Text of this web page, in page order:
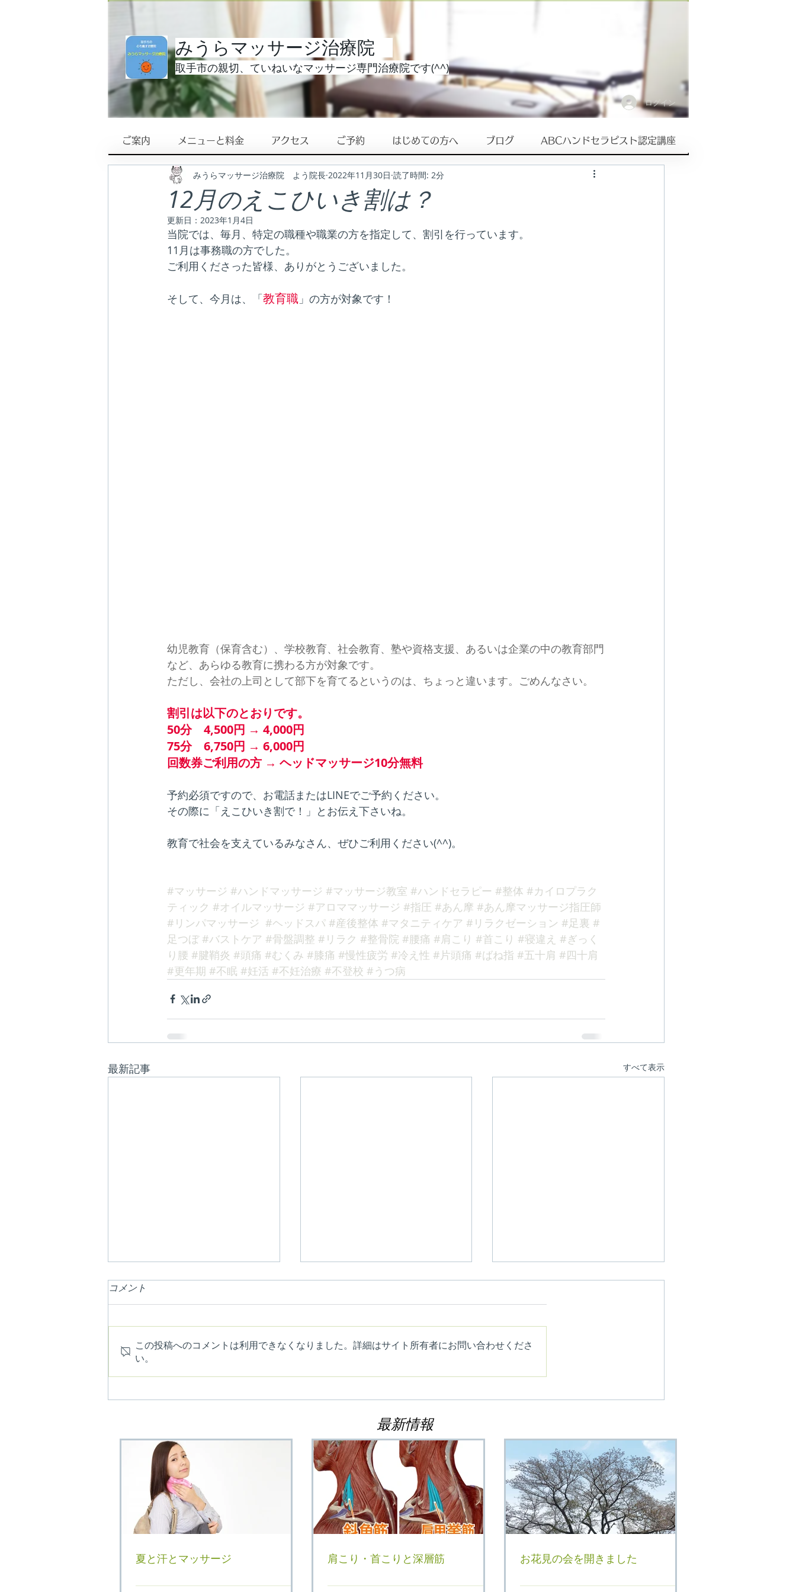
みうらマッサージ治療院
取手市の親切、ていねいなマッサージ専門治療院です(^^)
ログイン
ご案内 メニューと料金 アクセス ご予約 はじめての方へ ブログ ABCハンドセラピスト認定講座
12月のえこひいき割は？
みうらマッサージ治療院 よう院長 2022年11月30日 読了時間: 2分
更新日： 2023年1月4日
当院では、毎月、特定の職種や職業の方を指定して、割引を行っています。
11月は事務職の方でした。
ご利用くださった皆様、ありがとうございました。
そして、今月は、「教育職 」の方が対象です！
幼児教育（保育含む）、学校教育、社会教育、塾や資格支援、あるいは企業の中の教育部門
など、あらゆる教育に携わる方が対象です。
ただし、会社の上司として部下を育てるというのは、ちょっと違います。ごめんなさい。
割引は以下のとおりです。
50分　4,500円 → 4,000円
75分　6,750円 → 6,000円
回数券ご利用の方 → ヘッドマッサージ10分無料
予約必須ですので、お電話またはLINEでご予約ください。
その際に「えこひいき割で！」とお伝え下さいね。
教育で社会を支えているみなさん、ぜひご利用ください(^^)。
#マッサージ #ハンドマッサージ #マッサージ教室 #ハンドセラピー #整体 #カイロプラク
ティック #オイルマッサージ #アロママッサージ #指圧 #あん摩 #あん摩マッサージ指圧師
#リンパマッサージ #ヘッドスパ #産後整体 #マタニティケア #リラクゼーション #足裏 #
足つぼ #バストケア #骨盤調整 #リラク #整骨院 #腰痛 #肩こり #首こり #寝違え #ぎっく
り腰 #腱鞘炎 #頭痛 #むくみ #膝痛 #慢性疲労 #冷え性 #片頭痛 #ばね指 #五十肩 #四十肩
#更年期 #不眠 #妊活 #不妊治療 #不登校 #うつ病
最新記事 すべて表示
夏と汗とマッサージ
コメント
この投稿へのコメントは利用できなくなりました。詳細はサイト所有者にお問い合わせくださ
い。
夏と汗とマッサージ 肩こり・首こりと深層筋 お花見の会を開きました
最新情報